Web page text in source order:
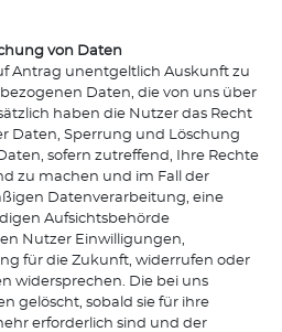
von Daten
Antrag unentgeltlich Auskunft zu
Daten, die von uns über
haben die Nutzer das Recht
Daten, Sperrung und Löschung
sofern zutreffend, Ihre Rechte
zu machen und im Fall der
Datenverarbeitung, eine
Aufsichtsbehörde
Nutzer Einwilligungen,
für die Zukunft, widerrufen oder
widersprechen. Die bei uns
gelöscht, sobald sie für ihre
erforderlich sind und der